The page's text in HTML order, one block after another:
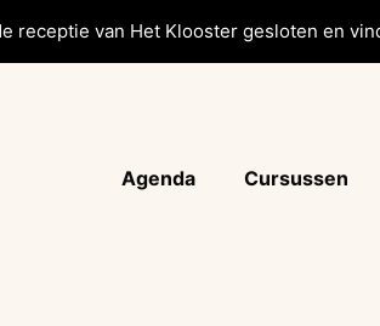
receptie van Het Klooster gesloten en
Agenda Cursussen